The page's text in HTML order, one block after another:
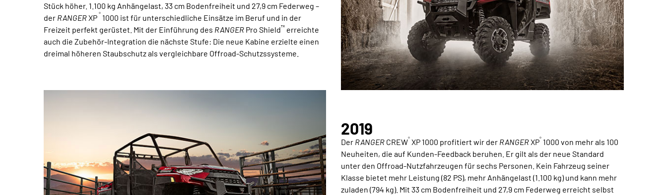
Stück höher. 1.100 kg Anhängelast, 33 cm Bodenfreiheit und 27,9 cm Federweg –
der RANGERXP ® 1000 ist für unterschiedliche Einsätze im Beruf und in der
Freizeit perfekt gerüstet. Mit der Einführung des RANGERPro Shield™erreichte
auch die Zubehör-Integration die nächste Stufe: Die neue Kabine erzielte einen
dreimal höheren Staubschutz als vergleichbare Offroad-Schutzssysteme.
2019
Der RANGER CREW® XP 1000 profitiert wir der RANGERXP® 1000 von mehr als 100
Neuheiten, die auf Kunden-Feedback beruhen. Er gilt als der neue Standard
unter den Offroad-Nutzfahrzeugen für sechs Personen. Kein Fahrzeug seiner
Klasse bietet mehr Leistung (82 PS), mehr Anhängelast (1.100 kg) und kann mehr
zuladen (794 kg). Mit 33 cm Bodenfreiheit und 27,9 cm Federweg erreicht selbst